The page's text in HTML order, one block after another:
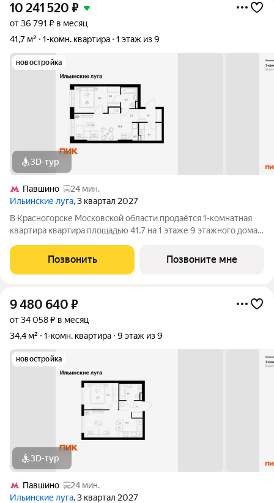
10 241 520 ₽
от 36 791 ₽ в месяц
41,7 м²
1-комн. квартира 1 этаж из 9
новостройка
3D-тур
Павшино
24 мин.
Ильинские луга, 3 квартал 2027
В Красногорске Московской области продаётся 1-комнатная
квартира квартира площадью 41.7 на 1 этаже 9 этажного дома
Удобное расположение 20 минут на автомобиле до станций
метро «Волоколамская»,
Позвонить Позвоните мне
9 480 640 ₽
от 34 058 ₽ в месяц
34,4 м²
1-комн. квартира 9 этаж из 9
новостройка
3D-тур
Павшино
24 мин.
Ильинские луга, 3 квартал 2027